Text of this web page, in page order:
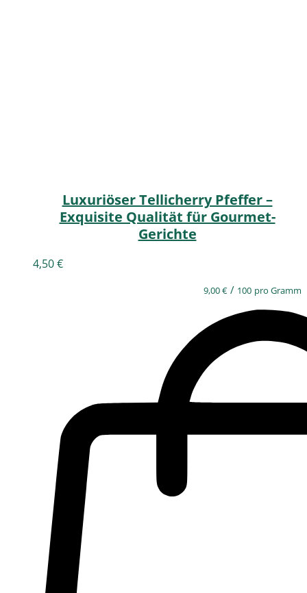
Luxuriöser Tellicherry Pfeffer –
Exquisite Qualität für Gourmet-
Gerichte
4,50€
9,00€ / 100 pro Gramm